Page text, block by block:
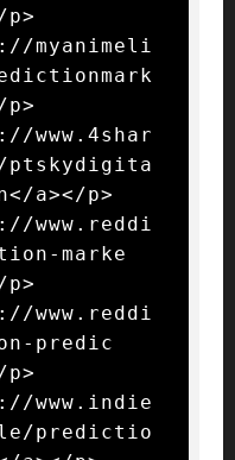
myanimeli
www.4shar
ptskydigita
a></p>
www.reddi
marke
www.reddi
predic
www.indie
predictio